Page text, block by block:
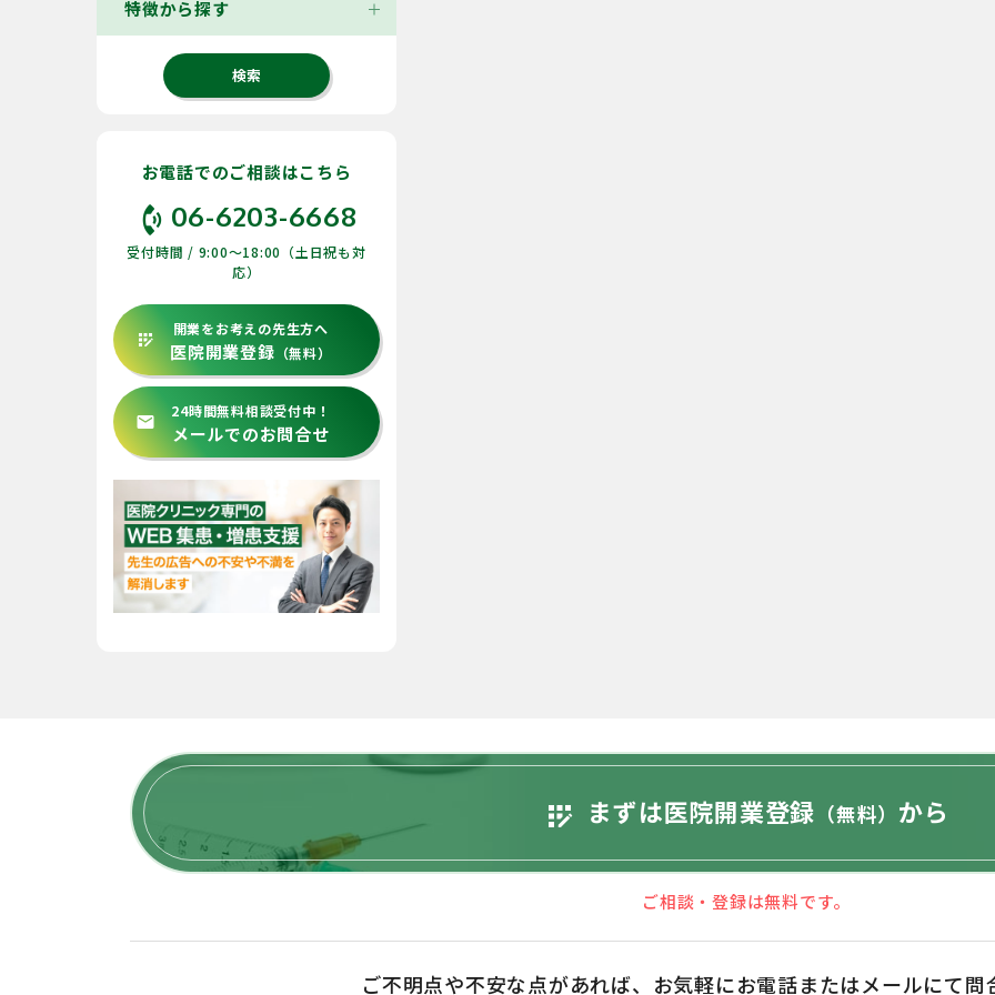
特徴から探す
お電話でのご相談はこちら
phone_in_talk06-6203-6668
受付時間 / 9:00〜18:00（土日祝も対
応）
app_registration
開業をお考えの先生方へ
医院開業登録 （無料）
email
24時間無料相談受付中！
メールでのお問合せ
app_registration まずは医院開業登録 （無料） から
ご相談・登録は無料です。
ご不明点や不安な点があれば、お気軽にお電話またはメールにて問